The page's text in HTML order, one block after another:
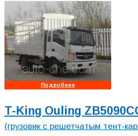
Подробнее
T-King Ouling
(грузовик с решетчатым тент-